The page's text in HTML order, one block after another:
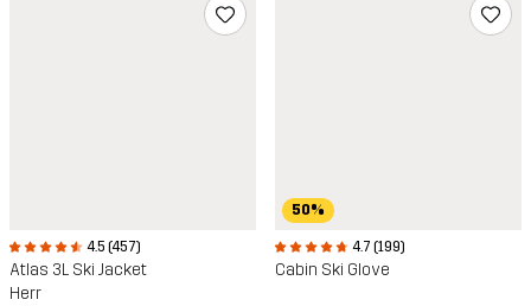
4.5 (457)
Atlas 3L Ski Jacket
Herr
50%
4.7 (199)
Cabin Ski Glove